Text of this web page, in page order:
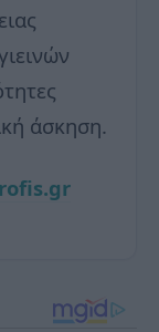
άσκηση.